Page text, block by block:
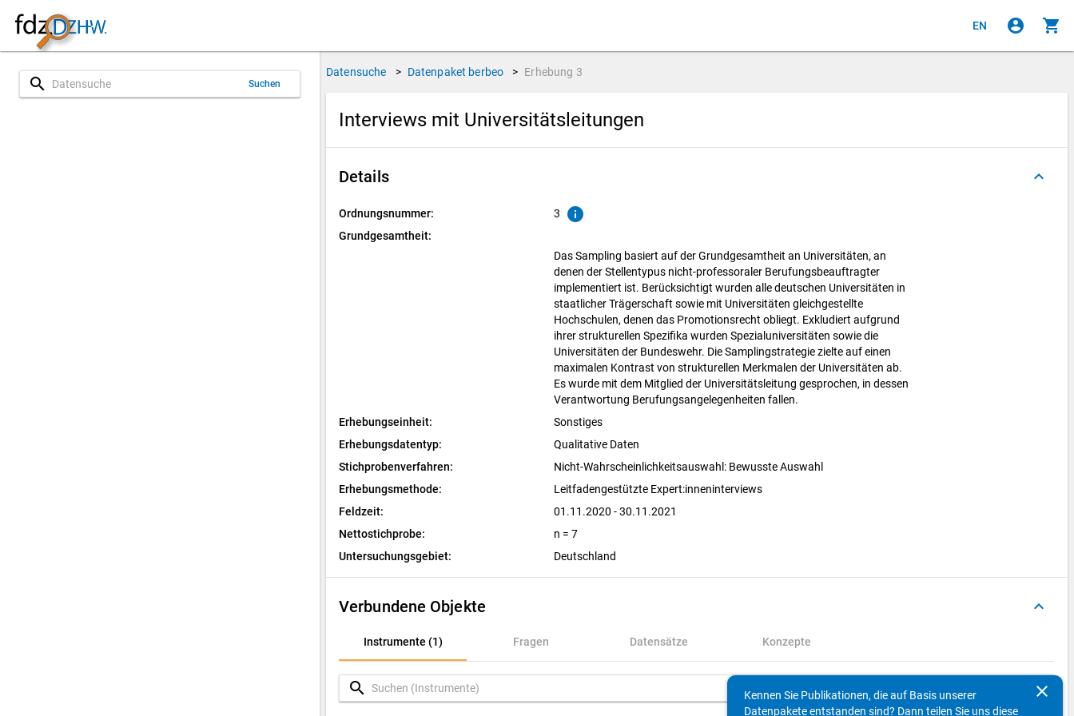
EN account_circle shopping_cart
search Suchen
Datensuche > Datenpaket berbeo > Erhebung 3
Interviews mit Universitätsleitungen
Details keyboard_arrow_up
Ordnungsnummer: 3 info
Grundgesamtheit:
Das Sampling basiert auf der Grundgesamtheit an Universitäten, an
denen der Stellentypus nicht-professoraler Berufungsbeauftragter
implementiert ist. Berücksichtigt wurden alle deutschen Universitäten in
staatlicher Trägerschaft sowie mit Universitäten gleichgestellte
Hochschulen, denen das Promotionsrecht obliegt. Exkludiert aufgrund
ihrer strukturellen Spezifika wurden Spezialuniversitäten sowie die
Universitäten der Bundeswehr. Die Samplingstrategie zielte auf einen
maximalen Kontrast von strukturellen Merkmalen der Universitäten ab.
Es wurde mit dem Mitglied der Universitätsleitung gesprochen, in dessen
Verantwortung Berufungsangelegenheiten fallen.
Erhebungseinheit:
Sonstiges
Erhebungsdatentyp:
Qualitative Daten
Stichprobenverfahren:
Nicht-Wahrscheinlichkeitsauswahl: Bewusste Auswahl
Erhebungsmethode:
Leitfadengestützte Expert:inneninterviews
Feldzeit:
01.11.2020 - 30.11.2021
Nettostichprobe:
n = 7
Untersuchungsgebiet:
Deutschland
Verbundene Objekte keyboard_arrow_up
Instrumente (1) Fragen Datensätze Konzepte
Instrumente (1)
Fragen
search clear
Kennen Sie Publikationen, die auf Basis unserer
Datenpakete entstanden sind? Dann teilen Sie uns diese